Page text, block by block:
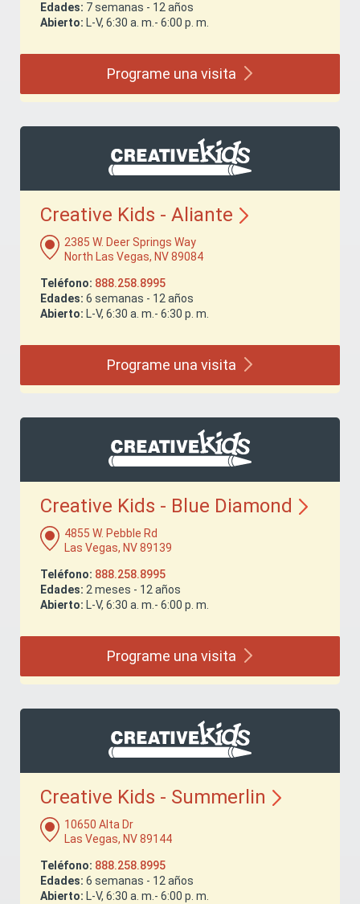
Edades: 7 semanas - 12 años
Abierto: L-V, 6:30 a. m.- 6:00 p. m.
Programe una visita
Creative Kids - Aliante
2385 W. Deer Springs Way
North Las Vegas, NV 89084
Teléfono: 888.258.8995
Edades: 6 semanas - 12 años
Abierto: L-V, 6:30 a. m.- 6:30 p. m.
Programe una visita
Creative Kids - Blue Diamond
4855 W. Pebble Rd
Las Vegas, NV 89139
Teléfono: 888.258.8995
Edades: 2 meses - 12 años
Abierto: L-V, 6:30 a. m.- 6:00 p. m.
Programe una visita
Creative Kids - Summerlin
10650 Alta Dr
Las Vegas, NV 89144
Teléfono: 888.258.8995
Edades: 6 semanas - 12 años
Abierto: L-V, 6:30 a. m.- 6:00 p. m.